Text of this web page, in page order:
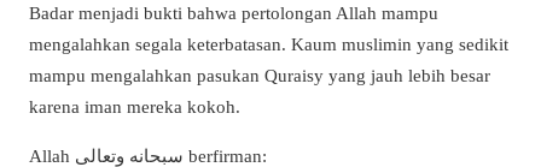
Badar menjadi bukti bahwa pertolongan Allah mampu
mengalahkan segala keterbatasan. Kaum muslimin yang sedikit
mampu mengalahkan pasukan Quraisy yang jauh lebih besar
karena iman mereka kokoh.
Allah سبحانه وتعالى berfirman: